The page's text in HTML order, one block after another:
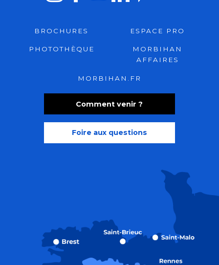
Comment venir ?
Foire aux questions
BROCHURES ESPACE PRO
PHOTOTHÈQUE
MORBIHAN
AFFAIRES
MORBIHAN.FR